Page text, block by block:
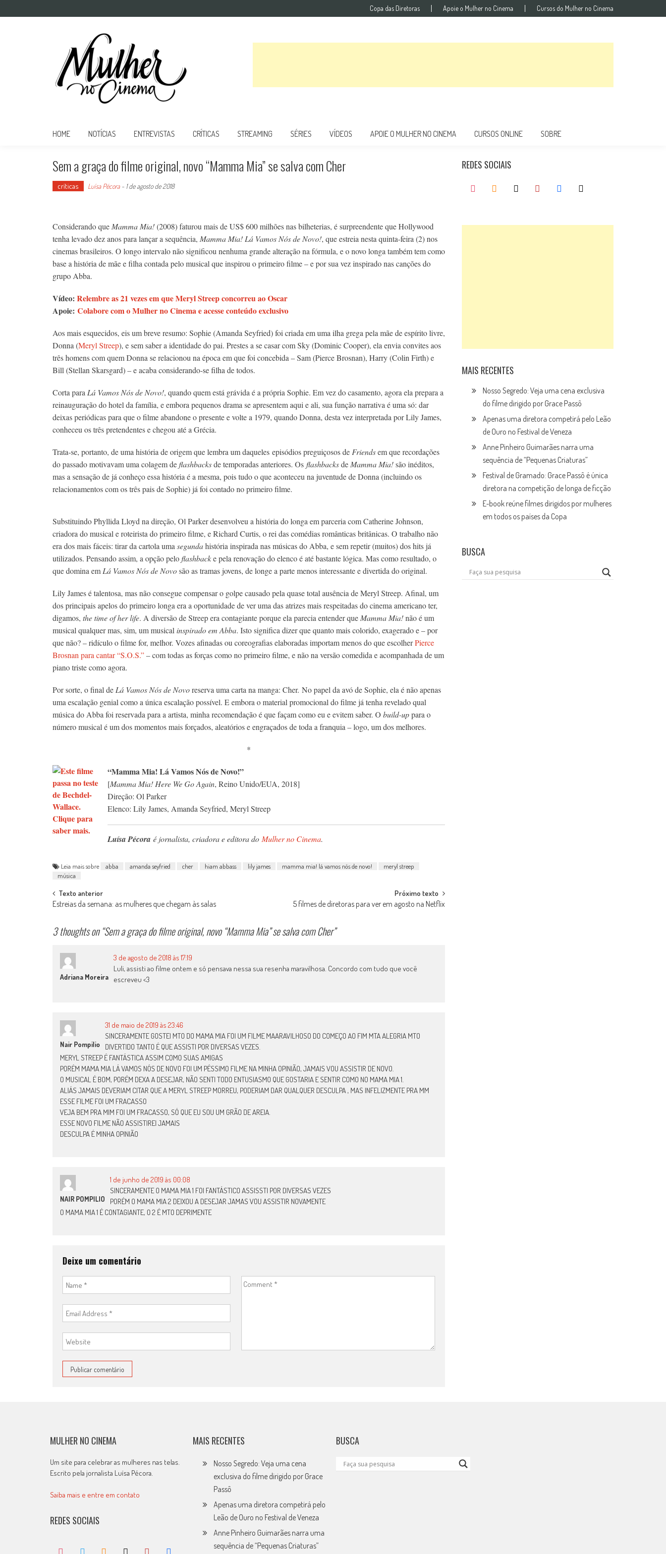
Copa das Diretoras Apoie o Mulher no Cinema Cursos do Mulher no Cinema
HOME NOTÍCIAS ENTREVISTAS CRÍTICAS STREAMING SÉRIES VÍDEOS APOIE O MULHER NO CINEMA CURSOS ONLINE SOBRE
Sem a graça do filme original, novo “Mamma Mia” se salva com Cher
críticas Luísa Pécora- 1 de agosto de 2018
Considerando que Mamma Mia!(2008) faturou mais de US$ 600 milhões nas bilheterias, é surpreendente que Hollywood
tenha levado dez anos para lançar a sequência, Mamma Mia! Lá Vamos Nós de Novo!, que estreia nesta quinta-feira (2) nos
cinemas brasileiros. O longo intervalo não significou nenhuma grande alteração na fórmula, e o novo longa também tem como
base a história de mãe e filha contada pelo musical que inspirou o primeiro filme – e por sua vez inspirado nas canções do
grupo Abba.
Vídeo: Relembre as 21 vezes em que Meryl Streep concorreu ao Oscar
Apoie: Colabore com o Mulher no Cinema e acesse conteúdo exclusivo
Aos mais esquecidos, eis um breve resumo: Sophie (Amanda Seyfried) foi criada em uma ilha grega pela mãe de espírito livre,
Donna (Meryl Streep), e sem saber a identidade do pai. Prestes a se casar com Sky (Dominic Cooper), ela envia convites aos
três homens com quem Donna se relacionou na época em que foi concebida – Sam (Pierce Brosnan), Harry (Colin Firth) e
Bill (Stellan Skarsgard) – e acaba considerando-se filha de todos.
Corta para Lá Vamos Nós de Novo!, quando quem está grávida é a própria Sophie. Em vez do casamento, agora ela prepara a
reinauguração do hotel da família, e embora pequenos drama se apresentem aqui e ali, sua função narrativa é uma só: dar
deixas periódicas para que o filme abandone o presente e volte a 1979, quando Donna, desta vez interpretada por Lily James,
conheceu os três pretendentes e chegou até a Grécia.
Trata-se, portanto, de uma história de origem que lembra um daqueles episódios preguiçosos de Friendsem que recordações
do passado motivavam uma colagem deflashbacksde temporadas anteriores. Os flashbacksde Mamma Mia!são inéditos,
mas a sensação de já conheço essa história é a mesma, pois tudo o que aconteceu na juventude de Donna (incluindo os
relacionamentos com os três pais de Sophie) já foi contado no primeiro filme.
Substituindo Phyllida Lloyd na direção, Ol Parker desenvolveu a história do longa em parceria com Catherine Johnson,
criadora do musical e roteirista do primeiro filme, e Richard Curtis, o rei das comédias românticas britânicas. O trabalho não
era dos mais fáceis: tirar da cartola uma segundahistória inspirada nas músicas do Abba, e sem repetir (muitos) dos hits já
utilizados. Pensando assim, a opção peloflashbacke pela renovação do elenco é até bastante lógica. Mas como resultado, o
que domina em Lá Vamos Nós de Novosão as tramas jovens, de longe a parte menos interessante e divertida do original.
Lily James é talentosa, mas não consegue compensar o golpe causado pela quase total ausência de Meryl Streep. Afinal, um
dos principais apelos do primeiro longa era a oportunidade de ver uma das atrizes mais respeitadas do cinema americano ter,
digamos, the time of her life. A diversão de Streep era contagiante porque ela parecia entender que Mamma Mia!não é um
musical qualquer mas, sim, um musical inspirado em Abba. Isto significa dizer que quanto mais colorido, exagerado e – por
que não? – ridículo o filme for, melhor. Vozes afinadas ou coreografias elaboradas importam menos do que escolherPierce
Brosnan para cantar “S.O.S.”– com todas as forças como no primeiro filme, e não na versão comedida e acompanhada de um
piano triste como agora.
Por sorte, o final de Lá Vamos Nós de Novoreserva uma carta na manga: Cher. No papel da avó de Sophie, ela é não apenas
uma escalação genial como a única escalação possível. E embora o material promocional do filme já tenha revelado qual
música do Abba foi reservada para a artista, minha recomendação é que façam como eu e evitem saber. O build-uppara o
número musical é um dos momentos mais forçados, aleatórios e engraçados de toda a franquia – logo, um dos melhores.
*
“Mamma Mia! Lá Vamos Nós de Novo!”
[Mamma Mia! Here We Go Again, Reino Unido/EUA, 2018]
Direção: Ol Parker
Elenco: Lily James, Amanda Seyfried, Meryl Streep
Luísa Pécora é jornalista, criadora e editora do Mulher no Cinema.
Leia mais sobre abba amanda seyfried cher hiam abbass lily james mamma mia! lá vamos nós de novo!
meryl streep
música
Post
Texto anterior
Estreias da semana: as mulheres que chegam às salas
Próximo texto
5 filmes de diretoras para ver em agosto na Netflix
3 thoughts on “Sem a graça do filme original, novo “Mamma Mia” se salva com Cher”
Adriana Moreira
3 de agosto de 2018 às 17:19
Luli, assisti ao filme ontem e só pensava nessa sua resenha maravilhosa. Concordo com tudo que você
escreveu <3
Nair Pompilio
31 de maio de 2019 às 23:46
SINCERAMENTE GOSTEI MTO DO MAMA MIA FOI UM FILME MAARAVILHOSO DO COMEÇO AO FIM MTA ALEGRIA MTO
DIVERTIDO TANTO É QUE ASSISTI POR DIVERSAS VEZES.
MERYL STREEP É FANTÁSTICA ASSIM COMO SUAS AMIGAS
PORÉM MAMA MIA LÁ VAMOS NÓS DE NOVO FOI UM PÉSSIMO FILME NA MINHA OPINIÃO, JAMAIS VOU ASSISTIR DE NOVO.
O MUSICAL É BOM, PORÉM DEXA A DESEJAR, NÃO SENTI TODO ENTUSIASMO QUE GOSTARIA E SENTIR COMO NO MAMA MIA 1.
ALIÁS JAMAIS DEVERIAM CITAR QUE A MERYL STREEP MORREU, PODERIAM DAR QUALQUER DESCULPA , MAS INFELIZMENTE PRA MM
ESSE FILME FOI UM FRACASSO
VEJA BEM PRA MIM FOI UM FRACASSO, SÓ QUE EU SOU UM GRÃO DE AREIA.
ESSE NOVO FILME NÃO ASSISTIREI JAMAIS
DESCULPA É MINHA OPINIÃO
NAIR POMPILIO
1 de junho de 2019 às 00:08
SINCERAMENTE O MAMA MIA 1 FOI FANTÁSTICO ASSISSTI POR DIVERSAS VEZES
PORÉM O MAMA MIA 2 DEIXOU A DESEJAR JAMAS VOU ASSISTIR NOVAMENTE
O MAMA MIA 1 É CONTAGIANTE, O 2 É MTO DEPRIMENTE
Deixe um comentário
REDES SOCIAIS
MAIS RECENTES
Nosso Segredo: Veja uma cena exclusiva
do filme dirigido por Grace Passô
Apenas uma diretora competirá pelo Leão
de Ouro no Festival de Veneza
Anne Pinheiro Guimarães narra uma
sequência de “Pequenas Criaturas”
Festival de Gramado: Grace Passô é única
diretora na competição de longa de ficção
E-book reúne filmes dirigidos por mulheres
em todos os países da Copa
BUSCA
MULHER NO CINEMA
Um site para celebrar as mulheres nas telas.
Escrito pela jornalista Luísa Pécora.
Saiba mais e entre em contato
REDES SOCIAIS
MAIS RECENTES
Nosso Segredo: Veja uma cena
exclusiva do filme dirigido por Grace
Passô
Apenas uma diretora competirá pelo
Leão de Ouro no Festival de Veneza
Anne Pinheiro Guimarães narra uma
sequência de “Pequenas Criaturas”
BUSCA